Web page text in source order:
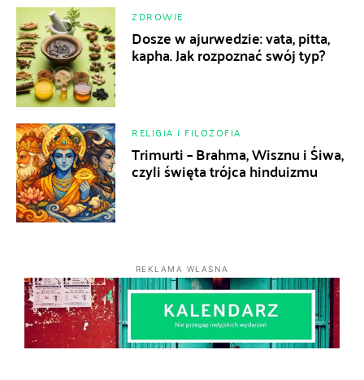
ZDROWIE
Dosze w ajurwedzie: vata, pitta,
kapha. Jak rozpoznać swój typ?
RELIGIA I FILOZOFIA
Trimurti – Brahma, Wisznu i Śiwa,
czyli święta trójca hinduizmu
REKLAMA WŁASNA